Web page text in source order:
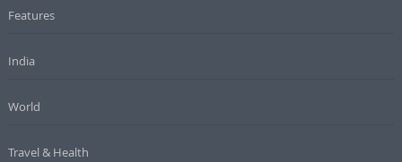
Features
India
World
Travel & Health